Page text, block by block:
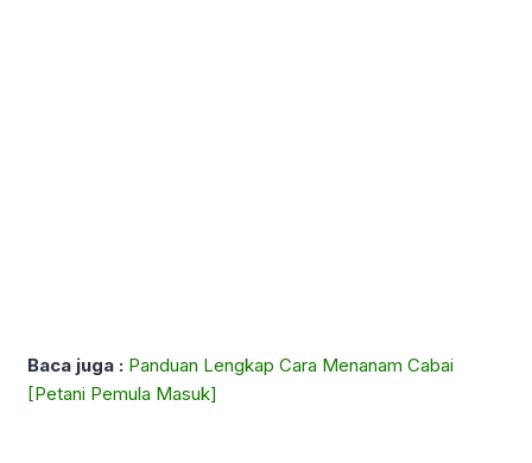
Baca juga : Panduan Lengkap Cara Menanam Cabai
[Petani Pemula Masuk]